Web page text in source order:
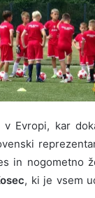
Evropi, kar
in nogometno
, ki je vsem